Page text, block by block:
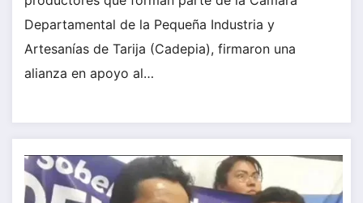
Departamental de la Pequeña Industria y
Artesanías de Tarija (Cadepia), firmaron una
alianza en apoyo al…